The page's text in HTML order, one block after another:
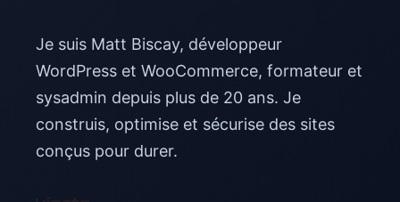
Je suis Matt Biscay, développeur
WordPress et WooCommerce, formateur et
sysadmin depuis plus de 20 ans. Je
construis, optimise et sécurise des sites
conçus pour durer.